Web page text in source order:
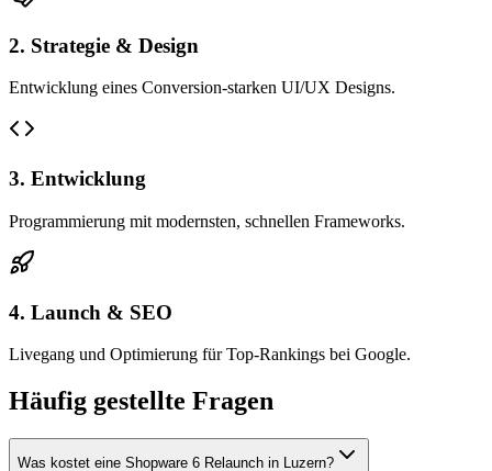
2. Strategie & Design
Entwicklung eines Conversion-starken UI/UX Designs.
3. Entwicklung
Programmierung mit modernsten, schnellen Frameworks.
4. Launch & SEO
Livegang und Optimierung für Top-Rankings bei Google.
Häufig gestellte Fragen
Was kostet eine Shopware 6 Relaunch in Luzern?